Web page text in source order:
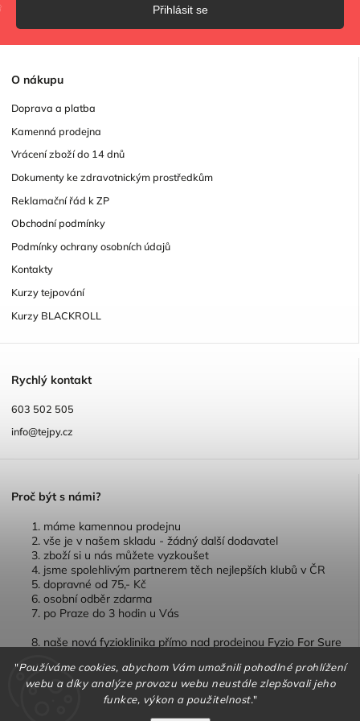
"Používáme cookies, abychom Vám umožnili pohodlné prohlížení
webu a díky analýze provozu webu neustále zlepšovali jeho
funkce, výkon a použitelnost."
O nákupu
Doprava a platba
Kamenná prodejna
Vrácení zboží do 14 dnů
Dokumenty ke zdravotnickým prostředkům
Reklamační řád k ZP
Obchodní podmínky
Podmínky ochrany osobních údajů
Kontakty
Kurzy tejpování
Kurzy BLACKROLL
Rychlý kontakt
603 502 505
info@tejpy.cz
Proč být s námi?
máme kamennou prodejnu
vše je v našem skladu - žádný další dodavatel
zboží si u nás můžete vyzkoušet
jsme spolehlivým partnerem těch nejlepších klubů v ČR
dopravné od 75,- Kč
osobní odběr zdarma
po Praze do 3 hodin u Vás
naše nová fyzioklinika přímo nad prodejnou Fyzio For Sure
Přihlásit se